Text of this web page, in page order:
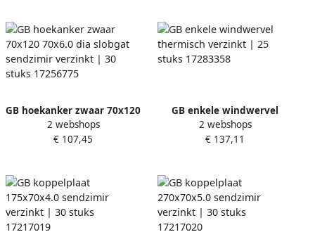
GB hoekanker zwaar 70x120
70x6.0 dia slobgat
sendzimir verzinkt | 30
2 webshops
€ 107,45
GB enkele windwervel
thermisch verzinkt | 25
stuks 17283358
2 webshops
€ 137,11